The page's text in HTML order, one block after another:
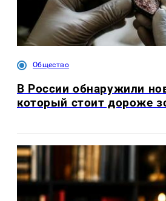
Общество
В России обнаружили
который стоит дороже